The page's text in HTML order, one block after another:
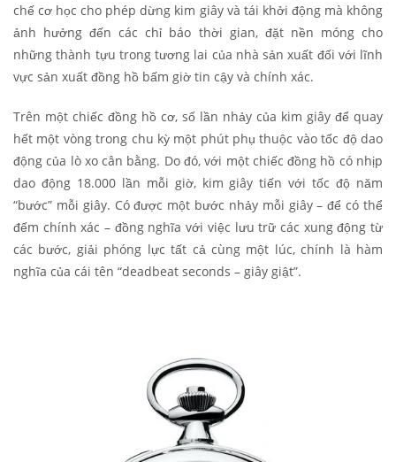
chế cơ học cho phép dừng kim giây và tái khởi động mà không
ảnh hưởng đến các chỉ báo thời gian, đặt nền móng cho
những thành tựu trong tương lai của nhà sản xuất đối với lĩnh
vực sản xuất đồng hồ bấm giờ tin cậy và chính xác.
Trên một chiếc đồng hồ cơ, số lần nhảy của kim giây để quay
hết một vòng trong chu kỳ một phút phụ thuộc vào tốc độ dao
động của lò xo cân bằng. Do đó, với một chiếc đồng hồ có nhịp
dao động 18.000 lần mỗi giờ, kim giây tiến với tốc độ năm
“bước” mỗi giây. Có được một bước nhảy mỗi giây – để có thể
đếm chính xác – đồng nghĩa với việc lưu trữ các xung động từ
các bước, giải phóng lực tất cả cùng một lúc, chính là hàm
nghĩa của cái tên “deadbeat seconds – giây giật”.